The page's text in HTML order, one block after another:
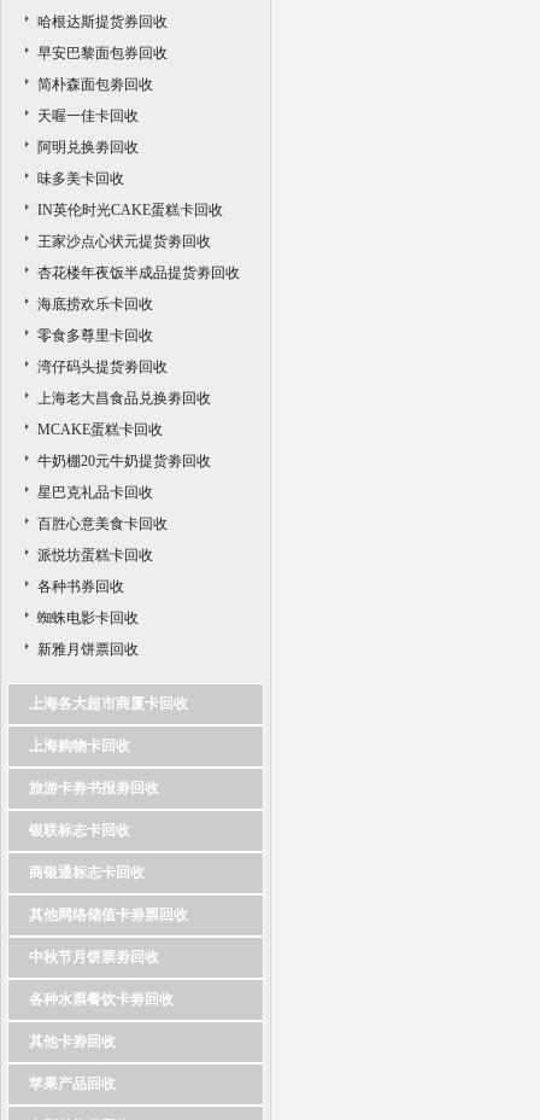
哈根达斯提货券回收
早安巴黎面包券回收
简朴森面包劵回收
天喔一佳卡回收
阿明兑换劵回收
味多美卡回收
IN英伦时光CAKE蛋糕卡回收
王家沙点心状元提货劵回收
杏花楼年夜饭半成品提货劵回收
海底捞欢乐卡回收
零食多尊里卡回收
湾仔码头提货劵回收
上海老大昌食品兑换劵回收
MCAKE蛋糕卡回收
牛奶棚20元牛奶提货劵回收
星巴克礼品卡回收
百胜心意美食卡回收
派悦坊蛋糕卡回收
各种书券回收
蜘蛛电影卡回收
新雅月饼票回收
上海各大超市商厦卡回收
上海购物卡回收
旅游卡劵书报劵回收
银联标志卡回收
商银通标志卡回收
其他网络储值卡劵票回收
中秋节月饼票劵回收
各种水票餐饮卡劵回收
其他卡劵回收
苹果产品回收